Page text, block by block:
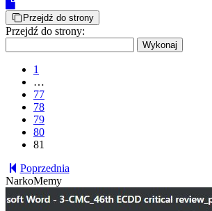
Przejdź do strony
Przejdź do strony:
1
…
77
78
79
80
81
Poprzednia
NarkoMemy